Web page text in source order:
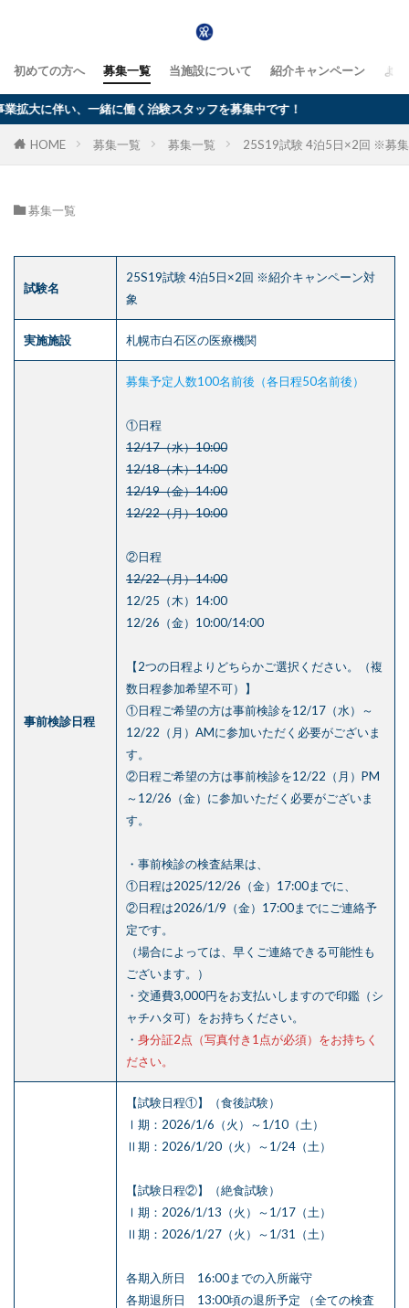
初めての方へ 募集一覧 当施設について 紹介キャンペーン よ
に伴い、一緒に働く治験スタッフを募集中です！
HOME 募集一覧 募集一覧 25S19試験 4泊5日×2回 ※募
募集一覧
試験名
25S19試験 4泊5日×2回 ※紹介キャンペーン対
象
実施施設 札幌市白石区の医療機関
事前検診日程
募集予定人数100名前後（各日程50名前後）
①日程
12/17（水）10:00
12/18（木）14:00
12/19（金）14:00
12/22（月）10:00
②日程
12/22（月）14:00
12/25（木）14:00
12/26（金）10:00/14:00
【2つの日程よりどちらかご選択ください。（複
数日程参加希望不可）】
①日程ご希望の方は事前検診を12/17（水）～
12/22（月）AMに参加いただく必要がございま
す。
②日程ご希望の方は事前検診を12/22（月）PM
～12/26（金）に参加いただく必要がございま
す。
・事前検診の検査結果は、
①日程は2025/12/26（金）17:00までに、
②日程は2026/1/9（金）17:00までにご連絡予
定です。
（場合によっては、早くご連絡できる可能性も
ございます。）
・交通費3,000円をお支払いしますので印鑑（シ
ャチハタ可）をお持ちください。
・ 身分証2点（写真付き1点が必須）をお持ちく
ださい。
【試験日程①】（食後試験）
Ⅰ期：2026/1/6（火）～1/10（土）
Ⅱ期：2026/1/20（火）～1/24（土）
【試験日程②】（絶食試験）
Ⅰ期：2026/1/13（火）～1/17（土）
Ⅱ期：2026/1/27（火）～1/31（土）
各期入所日 16:00までの入所厳守
各期退所日 13:00頃の退所予定 （全ての検査